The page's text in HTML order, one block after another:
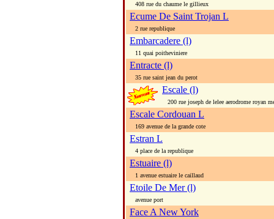
408 rue du chaume le gillieux
Ecume De Saint Trojan L
2 rue republique
Embarcadere (l)
11 quai poitheviniere
Entracte (l)
35 rue saint jean du perot
Escale (l)
200 rue joseph de lelee aerodrome royan
Escale Cordouan L
169 avenue de la grande cote
Estran L
4 place de la republique
Estuaire (l)
1 avenue estuaire le caillaud
Etoile De Mer (l)
avenue port
Face A New York